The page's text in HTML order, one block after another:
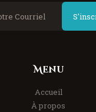
Menu
Accueil
À propos